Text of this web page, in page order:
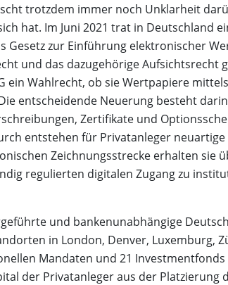
trotzdem immer noch Unklarheit
hat. Im Juni 2021 trat in Deutschland
Gesetz zur Einführung elektronischer
und das dazugehörige Aufsichtsrecht
ein Wahlrecht, ob sie Wertpapiere
entscheidende Neuerung besteht
Zertifikate und
entstehen für Privatanleger
Zeichnungsstrecke erhalten sie
regulierten digitalen Zugang zu
und bankenunabhängige
in London, Denver, Luxemburg,
Mandaten und 21
der Privatanleger aus der Platzierung